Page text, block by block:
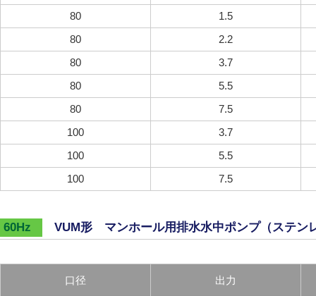
80
1.5
80
2.2
80
3.7
80
5.5
80
7.5
100
3.7
100
5.5
100
7.5
60Hz VUM形 マンホール用排水水中ポンプ（ステン
口径 出力